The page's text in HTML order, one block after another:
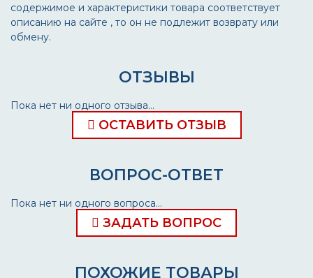
содержимое и характеристики товара соответствует
описанию на сайте , то он не подлежит возврату или
обмену.
ОТЗЫВЫ
Пока нет ни одного отзыва...
ОСТАВИТЬ ОТЗЫВ
ВОПРОС-ОТВЕТ
Пока нет ни одного вопроса...
ЗАДАТЬ ВОПРОС
ПОХОЖИЕ ТОВАРЫ